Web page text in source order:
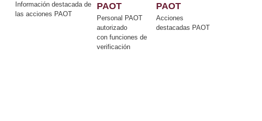
Información destacada de
las acciones PAOT
PAOT
Personal PAOT
autorizado
con funciones de
verificación
PAOT
Acciones
destacadas PAOT